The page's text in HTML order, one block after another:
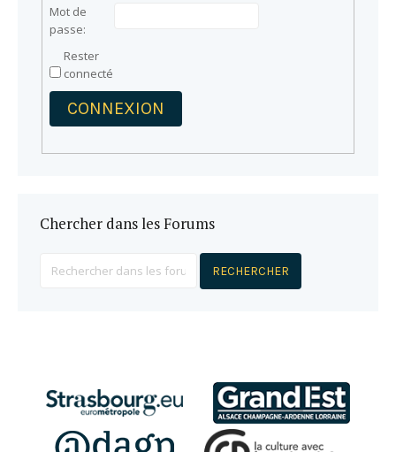
Mot de
passe:
Rester
connecté
CONNEXION
Chercher dans les Forums